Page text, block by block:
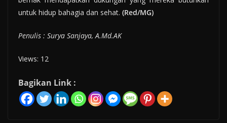
untuk hidup bahagia dan sehat. (Red/MG)
Penulis : Surya Sanjaya, A.Md.AK
Views: 12
Bagikan Link :